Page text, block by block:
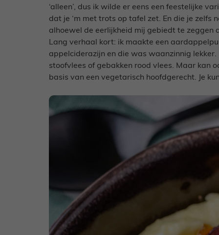
‘alleen’, dus ik wilde er eens een feestelijke
dat je ‘m met trots op tafel zet. En die je zelfs
alhoewel de eerlijkheid mij gebiedt te zeggen
Lang verhaal kort: ik maakte een
appelciderazijn en die was waanzinnig
stoofvlees of gebakken rood vlees. Maar kan
basis van een vegetarisch hoofdgerecht. Je